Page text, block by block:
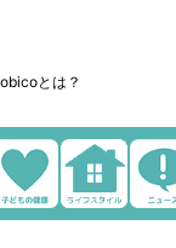
とは？